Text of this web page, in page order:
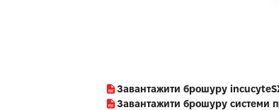
Завантажити брошуру
Завантажити брошуру системи